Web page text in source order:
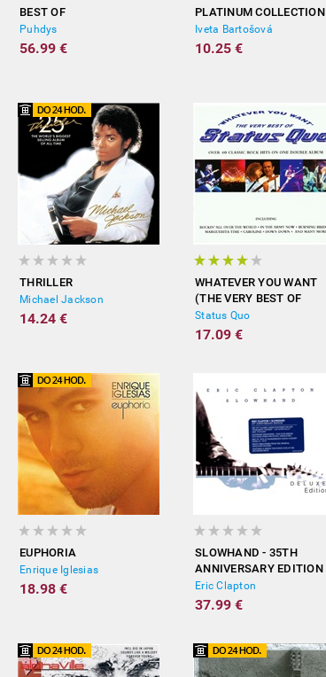
BEST OF
Puhdys
56.99 €
PLATINUM COLLECTION
Iveta Bartošová
10.25 €
THRILLER
Michael Jackson
14.24 €
WHATEVER YOU WANT
(THE VERY BEST OF
STATUS QUO)
Status Quo
17.09 €
EUPHORIA
Enrique Iglesias
18.98 €
SLOWHAND - 35TH
ANNIVERSARY EDITION
(DELUXE)
Eric Clapton
37.99 €